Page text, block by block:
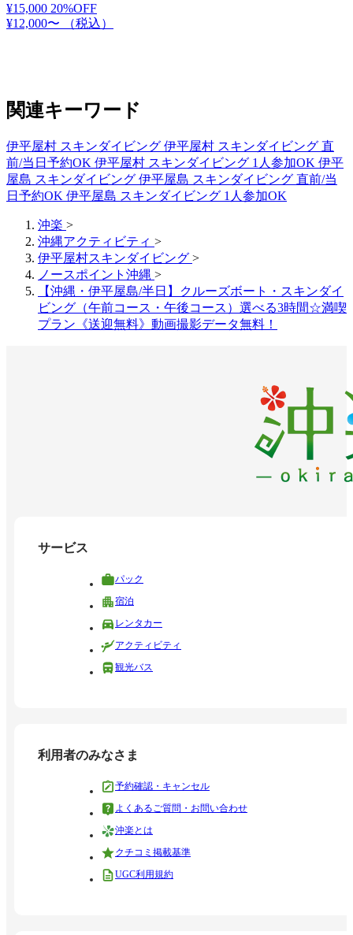
¥15,000 20%OFF
¥12,000〜
（税込）
関連キーワード
伊平屋村 スキンダイビング 伊平屋村 スキンダイビング 直
前/当日予約OK 伊平屋村 スキンダイビング 1人参加OK 伊平
屋島 スキンダイビング 伊平屋島 スキンダイビング 直前/当
日予約OK 伊平屋島 スキンダイビング 1人参加OK
沖楽 >
沖縄アクティビティ >
伊平屋村スキンダイビング >
ノースポイント沖縄 >
【沖縄・伊平屋島/半日】クルーズボート・スキンダイ
ビング（午前コース・午後コース）選べる3時間☆満喫
プラン《送迎無料》動画撮影データ無料！
サービス
パック
宿泊
レンタカー
アクティビティ
観光バス
利用者のみなさま
予約確認・キャンセル
よくあるご質問・お問い合わせ
沖楽とは
クチコミ掲載基準
UGC利用規約